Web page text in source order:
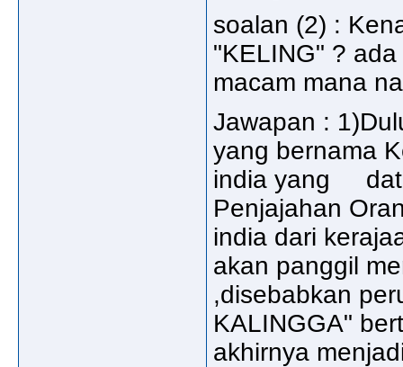
soalan (2) :
"KELING" ?
macam mana
Jawapan :
yang bernama
india yang
Penjajahan
india dari
akan panggil
,disebabkan
KALINGGA"
akhirnya